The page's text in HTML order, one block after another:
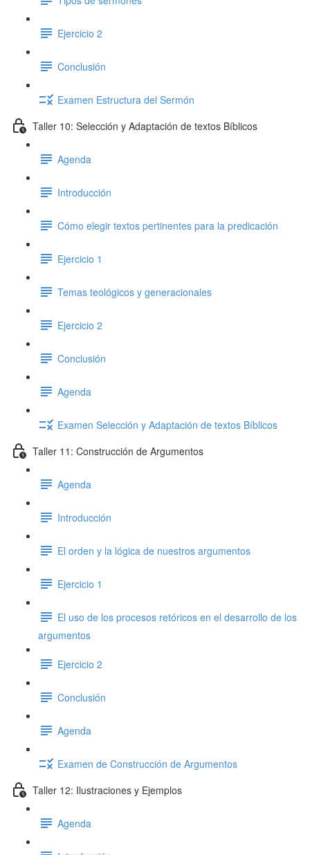
Ejercicio 2
Conclusión
Examen Estructura del Sermón
Taller 10: Selección y Adaptación de textos Bíblicos
Agenda
Introducción
Cómo elegir textos pertinentes para la predicación
Ejercicio 1
Temas teológicos y generacionales
Ejercicio 2
Conclusión
Agenda
Examen Selección y Adaptación de textos Bíblicos
Taller 11: Construcción de Argumentos
Agenda
Introducción
El orden y la lógica de nuestros argumentos
Ejercicio 1
El uso de los procesos retóricos en el desarrollo de los
argumentos
Ejercicio 2
Conclusión
Agenda
Examen de Construcción de Argumentos
Taller 12: Ilustraciones y Ejemplos
Agenda